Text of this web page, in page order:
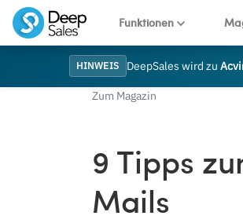
Funktionen
HINWEIS DeepSales wird zu
Zum Magazin
9 Tipps
Mails